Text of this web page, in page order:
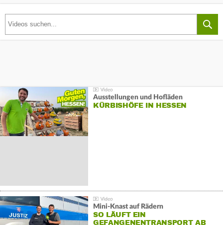
Ausstellungen und Hofläden
KÜRBISHÖFE IN HESSEN
Mini-Knast auf Rädern
SO LÄUFT EIN
GEFANGENENTRANSPORT AB